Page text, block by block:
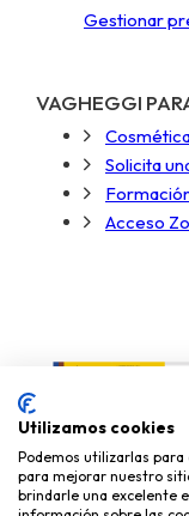
Gestionar
VAGHEGGI
Solicita
Acceso
Utilizamos cookies
Podemos utilizarlas
para mejorar nuestro
brindarle una excelente